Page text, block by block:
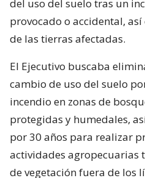
del uso del suelo tras un
provocado o accidental,
de las tierras afectadas.
El Ejecutivo buscaba
cambio de uso del suelo
incendio en zonas de
protegidas y humedales,
por 30 años para realizar
actividades agropecuarias
de vegetación fuera de los